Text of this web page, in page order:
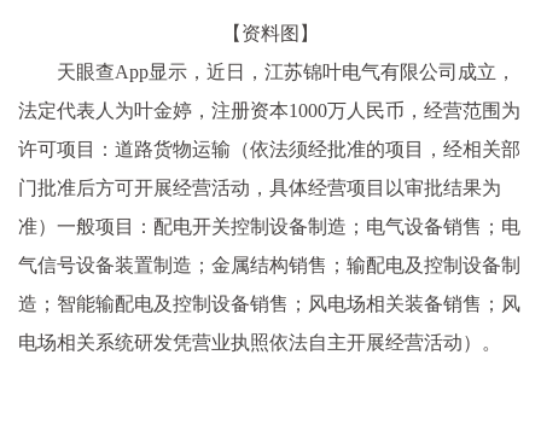
【资料图】
天眼查App显示，近日，江苏锦叶电气有限公司成立，
法定代表人为叶金婷，注册资本1000万人民币，经营范围为
许可项目：道路货物运输（依法须经批准的项目，经相关部
门批准后方可开展经营活动，具体经营项目以审批结果为
准）一般项目：配电开关控制设备制造；电气设备销售；电
气信号设备装置制造；金属结构销售；输配电及控制设备制
造；智能输配电及控制设备销售；风电场相关装备销售；风
电场相关系统研发凭营业执照依法自主开展经营活动）。